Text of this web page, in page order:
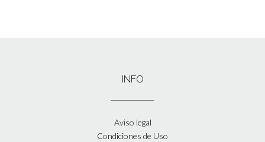
INFO
Aviso legal
Condiciones de Uso